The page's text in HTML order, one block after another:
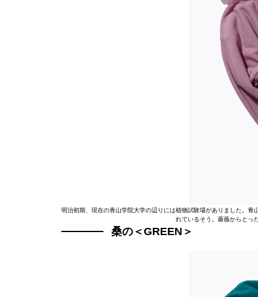
明治初期、現在の青山学院大学の辺りには植物試験場がありました。
れているそう。薔薇からとっ
桑の＜GREEN＞